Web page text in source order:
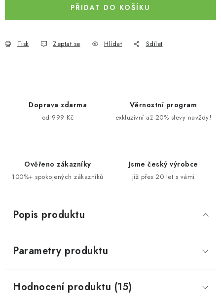
PŘIDAT DO KOŠÍKU
Tisk Zeptat se Hlídat Sdílet
Doprava zdarma
od 999 Kč
Věrnostní program
exkluzivní až 20% slevy navždy!
Ověřeno zákazníky
100%+ spokojených zákazníků
Jsme český výrobce
již přes 20 let s vámi
Popis produktu
Parametry produktu
Hodnocení produktu (15)